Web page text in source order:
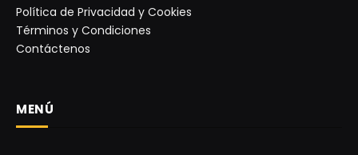
Política de Privacidad y Cookies
Términos y Condiciones
Contáctenos
MENÚ